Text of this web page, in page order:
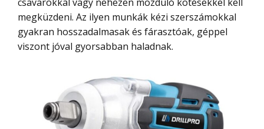
megküzdeni. Az ilyen munkák kézi szerszámokkal
gyakran hosszadalmasak és fárasztóak, géppel
viszont jóval gyorsabban haladnak.